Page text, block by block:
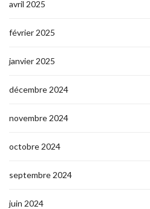
avril 2025
février 2025
janvier 2025
décembre 2024
novembre 2024
octobre 2024
septembre 2024
juin 2024